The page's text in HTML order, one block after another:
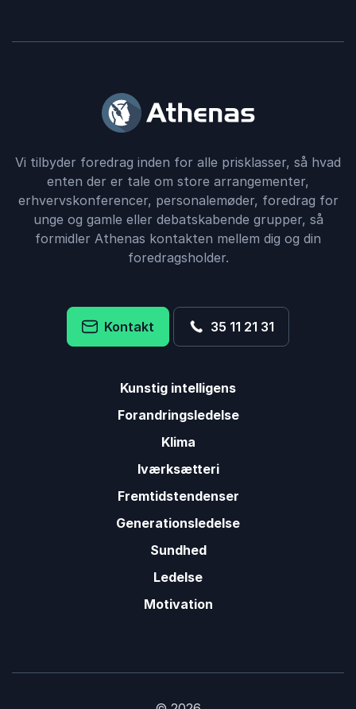
Vi tilbyder foredrag inden for alle prisklasser, så hvad
enten der er tale om store arrangementer,
erhvervskonferencer, personalemøder, foredrag for
unge og gamle eller debatskabende grupper, så
formidler Athenas kontakten mellem dig og din
foredragsholder.
Kontakt 35 11 21 31
Kunstig intelligens
Forandringsledelse
Klima
Iværksætteri
Fremtidstendenser
Generationsledelse
Sundhed
Ledelse
Motivation